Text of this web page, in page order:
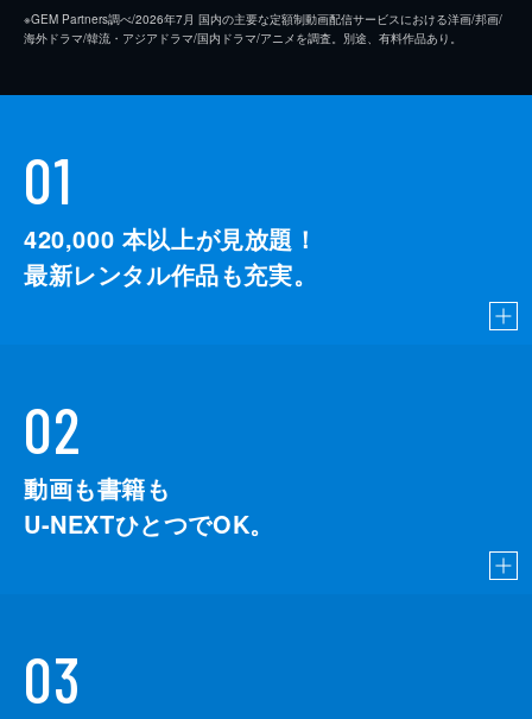
※GEM Partners調べ/2026年7⽉ 国内の主要な定額制動画配信サービスにおける洋画/邦画/
海外ドラマ/韓流・アジアドラマ/国内ドラマ/アニメを調査。別途、有料作品あり。
01
420,000 本以上が見放題！
最新レンタル作品も充実。
02
動画も書籍も
U-NEXTひとつでOK。
03